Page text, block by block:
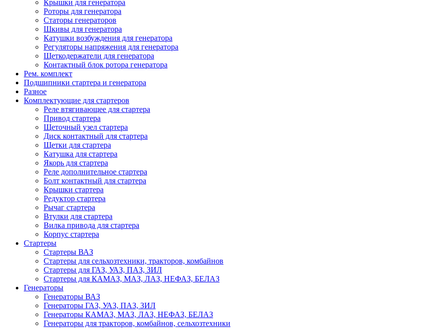
Крышки для генератора
Роторы для генератора
Статоры генераторов
Шкивы для генератора
Катушки возбуждения для генератора
Регуляторы напряжения для генератора
Щеткодержатели для генератора
Контактный блок ротора генератора
Рем. комплект
Подшипники стартера и генератора
Разное
Комплектующие для стартеров
Реле втягивающее для стартера
Привод стартера
Щеточный узел стартера
Диск контактный для стартера
Щетки для стартера
Катушка для стартера
Якорь для стартера
Реле дополнительное стартера
Болт контактный для стартера
Крышки стартера
Редуктор стартера
Рычаг стартера
Втулки для стартера
Вилка привода для стартера
Корпус стартера
Стартеры
Стартеры ВАЗ
Стартеры для сельхозтехники, тракторов, комбайнов
Стартеры для ГАЗ, УАЗ, ПАЗ, ЗИЛ
Стартеры для КАМАЗ, МАЗ, ЛАЗ, НЕФАЗ, БЕЛАЗ
Генераторы
Генераторы ВАЗ
Генераторы ГАЗ, УАЗ, ПАЗ, ЗИЛ
Генераторы КАМАЗ, МАЗ, ЛАЗ, НЕФАЗ, БЕЛАЗ
Генераторы для тракторов, комбайнов, сельхозтехники